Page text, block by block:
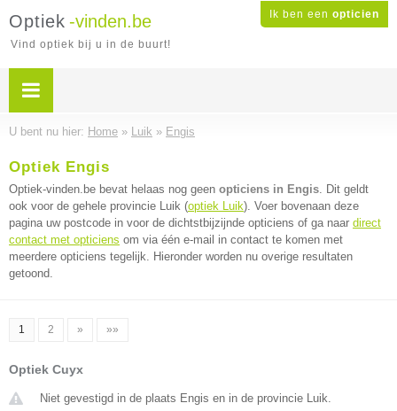
Ik ben een opticien
Optiek -vinden.be
Vind optiek bij u in de buurt!
U bent nu hier: Home » Luik » Engis
Optiek Engis
Optiek-vinden.be bevat helaas nog geen opticiens in Engis. Dit geldt
ook voor de gehele provincie Luik (optiek Luik). Voer bovenaan deze
pagina uw postcode in voor de dichtstbijzijnde opticiens of ga naar direct
contact met opticiens om via één e-mail in contact te komen met
meerdere opticiens tegelijk. Hieronder worden nu overige resultaten
getoond.
1 2 » »»
Optiek Cuyx
Niet gevestigd in de plaats Engis en in de provincie Luik.